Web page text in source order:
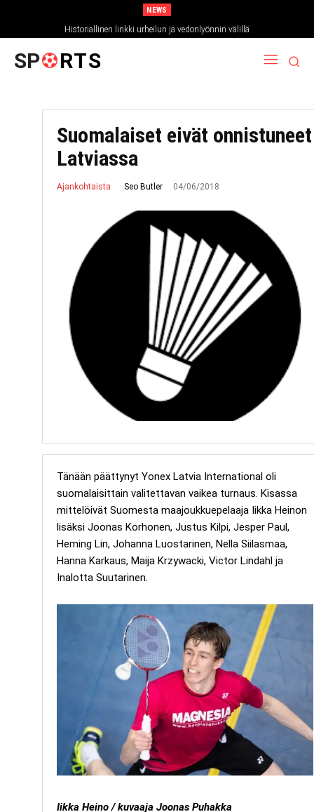
NEWS
Historiallinen linkki urheilun ja vedonlyönnin välillä
SP RTS
Suomalaiset eivät onnistuneet
Latviassa
Ajankohtaista Seo Butler 04/06/2018
Tänään päättynyt Yonex Latvia International oli
suomalaisittain valitettavan vaikea turnaus. Kisassa
mittelöivät Suomesta maajoukkuepelaaja Iikka Heinon
lisäksi Joonas Korhonen, Justus Kilpi, Jesper Paul,
Heming Lin, Johanna Luostarinen, Nella Siilasmaa,
Hanna Karkaus, Maija Krzywacki, Victor Lindahl ja
Inalotta Suutarinen.
Iikka Heino / kuvaaja Joonas Puhakka